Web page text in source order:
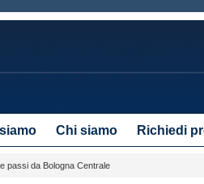
Chi siamo Richiedi
passi da Bologna Centrale